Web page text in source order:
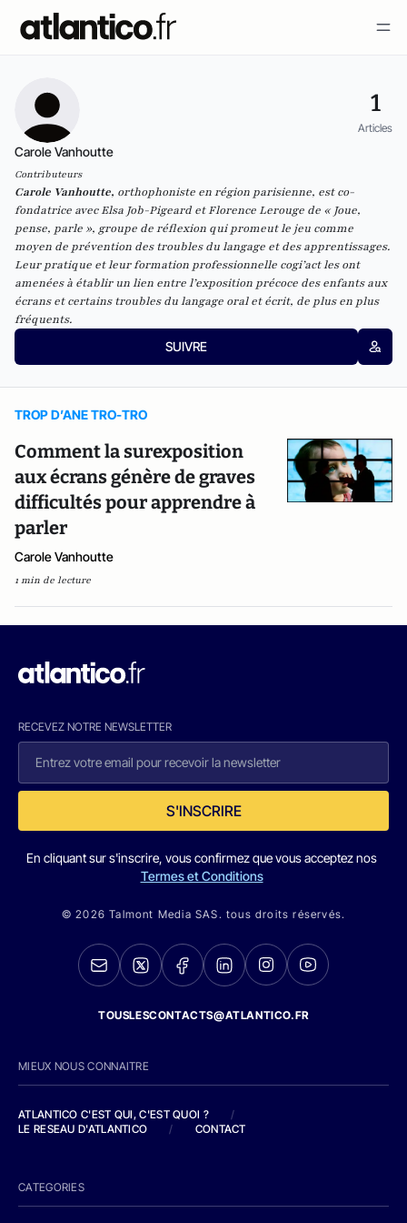
1
Articles
Carole Vanhoutte
Contributeurs
Carole Vanhoutte, orthophoniste en région parisienne, est co-
fondatrice avec Elsa Job-Pigeard et Florence Lerouge de « Joue,
pense, parle », groupe de réflexion qui promeut le jeu comme
moyen de prévention des troubles du langage et des apprentissages.
Leur pratique et leur formation professionnelle cogi’act les ont
amenées à établir un lien entre l’exposition précoce des enfants aux
écrans et certains troubles du langage oral et écrit, de plus en plus
fréquents.
SUIVRE
TROP D’ANE TRO-TRO
Comment la surexposition
aux écrans génère de graves
difficultés pour apprendre à
parler
Carole Vanhoutte
1 min de lecture
RECEVEZ NOTRE NEWSLETTER
S'INSCRIRE
En cliquant sur s'inscrire, vous confirmez que vous acceptez nos
Termes et Conditions
© 2026 Talmont Media SAS. tous droits réservés.
TOUSLESCONTACTS@ATLANTICO.FR
MIEUX NOUS CONNAITRE
ATLANTICO C'EST QUI, C'EST QUOI ?
/
LE RESEAU D'ATLANTICO
/ CONTACT
CATEGORIES